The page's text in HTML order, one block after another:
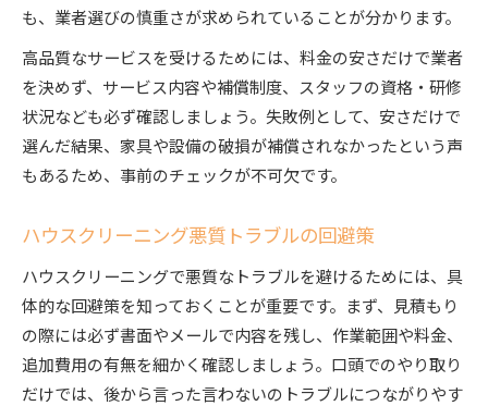
も、業者選びの慎重さが求められていることが分かります。
高品質なサービスを受けるためには、料金の安さだけで業者
を決めず、サービス内容や補償制度、スタッフの資格・研修
状況なども必ず確認しましょう。失敗例として、安さだけで
選んだ結果、家具や設備の破損が補償されなかったという声
もあるため、事前のチェックが不可欠です。
ハウスクリーニング悪質トラブルの回避策
ハウスクリーニングで悪質なトラブルを避けるためには、具
体的な回避策を知っておくことが重要です。まず、見積もり
の際には必ず書面やメールで内容を残し、作業範囲や料金、
追加費用の有無を細かく確認しましょう。口頭でのやり取り
だけでは、後から言った言わないのトラブルにつながりやす